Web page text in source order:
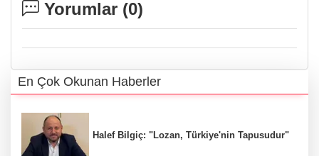
Yorumlar (0)
En Çok Okunan Haberler
Halef Bilgiç: "Lozan, Türkiye'nin Tapusudur"